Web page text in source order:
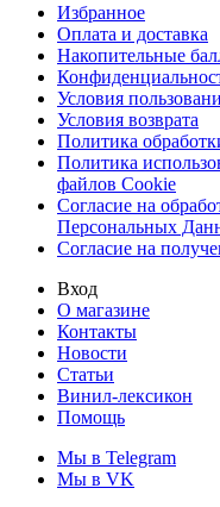
Избранное
Оплата и доставка
Накопительные
Условия
Условия возврата
Политика
Политика
файлов Cookie
Согласие на
Персональных
Согласие на
Вход
О магазине
Контакты
Новости
Статьи
Винил-лексикон
Помощь
Мы в Telegram
Мы в VK